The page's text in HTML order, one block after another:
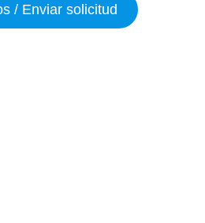
/ Enviar solicitud